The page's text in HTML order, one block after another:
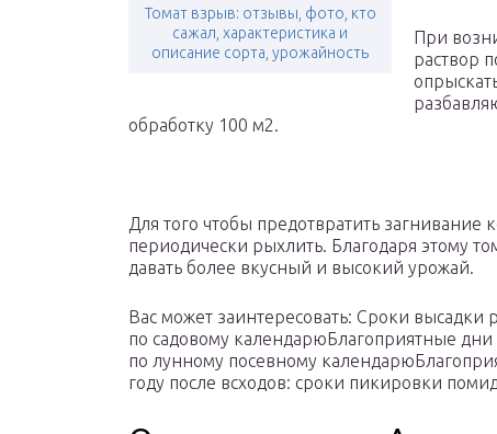
Томат взрыв: отзывы, фото, кто
сажал, характеристика и
описание сорта, урожайность
При
раствор
обработку 100 м2.
Для того чтобы предотвратить
периодически рыхлить. Благодаря этому
давать более вкусный и высокий урожай.
Вас может заинтересовать: Сроки высадки
по садовому календарюБлагоприятные дни
по лунному посевному
году после всходов: сроки пикировки